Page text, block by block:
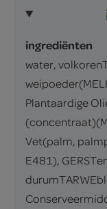
ingrediënten
water,
Plantaardige
Vet(palm,
E481),